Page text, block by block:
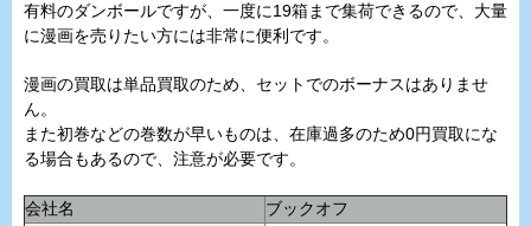
有料のダンボールですが、一度に19箱まで集荷できるので、大量
に漫画を売りたい方には非常に便利です。
漫画の買取は単品買取のため、セットでのボーナスはありませ
ん。
また初巻などの巻数が早いものは、在庫過多のため0円買取にな
る場合もあるので、注意が必要です。
会社名
ブックオフ